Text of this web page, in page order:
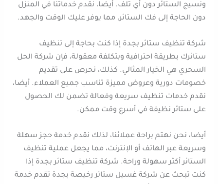
ونسيج الستائر دون أي تلف. أيضا، نقدم خدماتنا في المنزل
دون الحاجة إلى فك الستائر، مما يوفر عليك الوقت والجهد.
شركة تنظيف ستائر بجدة إذا كنت بحاجة إلى تنظيف
ستائرك بطريقة احترافية وبتكلفة معقولة، فإن شركة الحل
السحري هي الخيار المثالي. كذلك، نحرص على تقديم
خصومات دورية وعروض مميزة تناسب جميع العملاء. أيضا،
نقدم خدمات تنظيف سريعة وفعالة تضمن لك الحصول
على ستائر نظيفة في أسرع وقت ممكن.
أيضا، نحن نهتم براحة عملائنا، لذلك نقدم خدمة حجز سهلة
وسريعة عبر الهاتف أو الإنترنت، مما يجعل عملية تنظيف
الستائر أكثر سهولة وراحة. شركة تنظيف ستائر بجدة إذا
كنت تبحث عن شركة غسيل ستائر رخيصة بجدة تقدم خدمة